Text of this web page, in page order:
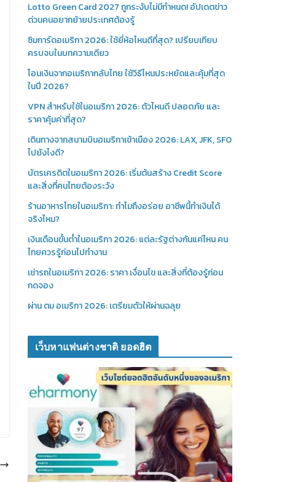
Lotto Green Card 2027 ถูกระงับไม่มีกำหนด! อัปเดตข่าว
ด่วนคนอยากย้ายประเทศต้องรู้
ซิมการ์ดอเมริกา 2026: ใช้ยี่ห้อไหนดีที่สุด? เปรียบเทียบ
ครบจบในบทความเดียว
โอนเงินจากอเมริกากลับไทย ใช้วิธีไหนประหยัดและคุ้มที่สุด
ในปี 2026?
VPN สำหรับใช้ในอเมริกา 2026: ตัวไหนดี ปลอดภัย และ
ราคาคุ้มค่าที่สุด?
เดินทางจากสนามบินอเมริกาเข้าเมือง 2026: LAX, JFK, SFO
ไปยังไงดี?
บัตรเครดิตในอเมริกา 2026: เริ่มต้นสร้าง Credit Score
และสิ่งที่คนไทยต้องระวัง
ร้านอาหารไทยในอเมริกา: ทำไมถึงอร่อย อาชีพนี้ทำเงินได้
จริงไหม?
เงินเดือนขั้นต่ำในอเมริกา 2026: แต่ละรัฐต่างกันแค่ไหน คน
ไทยควรรู้ก่อนไปทำงาน
เช่ารถในอเมริกา 2026: ราคา เงื่อนไข และสิ่งที่ต้องรู้ก่อน
กดจอง
ผ่าน ตม อเมริกา 2026: เตรียมตัวให้ผ่านฉลุย
เว็บหาแฟนต่างชาติ ยอดฮิต